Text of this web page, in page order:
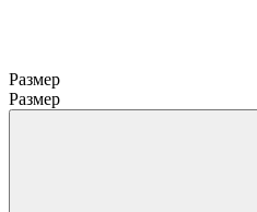
Размер
Размер